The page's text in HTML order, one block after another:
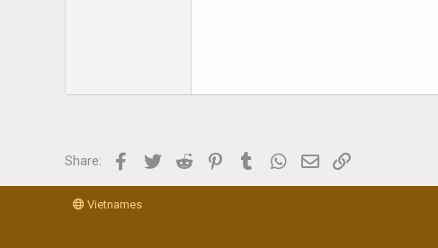
Share: Facebook
Twitter Reddit PinterestTumblr WhatsApp
Email
Vietnames